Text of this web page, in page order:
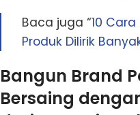
Baca juga “10
Produk Dilirik
Bangun Brand
Bersaing